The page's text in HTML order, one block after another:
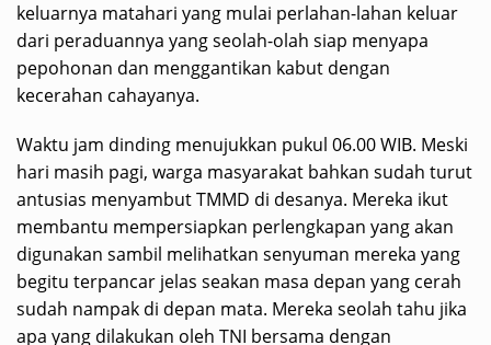
keluarnya matahari yang mulai perlahan-lahan keluar
dari peraduannya yang seolah-olah siap menyapa
pepohonan dan menggantikan kabut dengan
kecerahan cahayanya.
Waktu jam dinding menujukkan pukul 06.00 WIB. Meski
hari masih pagi, warga masyarakat bahkan sudah turut
antusias menyambut TMMD di desanya. Mereka ikut
membantu mempersiapkan perlengkapan yang akan
digunakan sambil melihatkan senyuman mereka yang
begitu terpancar jelas seakan masa depan yang cerah
sudah nampak di depan mata. Mereka seolah tahu jika
apa yang dilakukan oleh TNI bersama dengan